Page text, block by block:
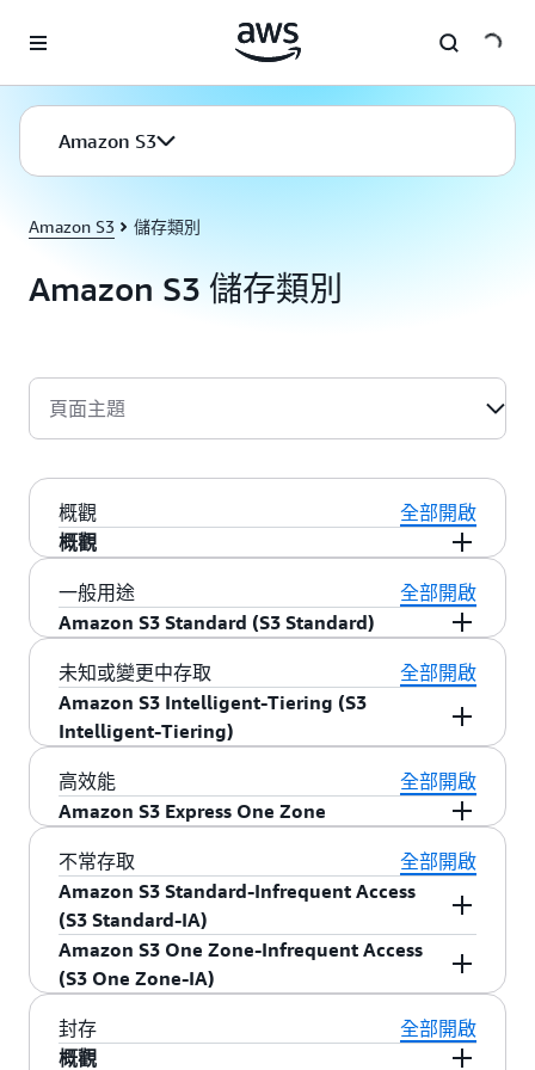
Amazon S3
Amazon S3 儲存類別
Amazon S3 儲存類別
頁面主題
概觀
全部開啟
概觀
Amazon S3 提供一系列儲存類別，您可以根據工
作負載的效能、資料存取、彈性和成本要求進行
提供最低成本的儲存。S3 儲存類別幾乎適用於任
何使用案例，包括具有苛刻效能需求、資料湖、
資料落地要求、未知或不斷變化的存取模式或封
S3 儲存類別包括︰S3 Intelligent-Tiering
，適用
成本；S3 Standard ，適用於經常存取資料；S3
Express One Zone，適用於最頻繁存取的資料；
S3 Standard-Infrequent Access (S3 Standard-
IA)和S3 One Zone-Infrequent Access (S3 One
Zone-IA)，適用於不常存取資料；S3 Glacier
Instant Retrieval
，適用於需要立即存取的封存資
料；S3 Glacier Flexible Retrieval (之前稱為 S3
一般用途
全部開啟
Amazon S3 Standard (S3 Standard)
S3 標準為經常存取的資料提供高持久性、可用性
和效能的物件儲存。由於 S3 標準可提供低延遲和
高輸送量效能，因此適合各種使用案例，包含雲
應用程式，以及巨量資料分析。
主要特色：
頻繁存取資料的一般用途儲存
低延遲與高輸送量效能
專為提供 99.99% 的可用性以及 99.9% 的
可用
性 SLA
未知或變更中存取
全部開啟
Amazon S3 Intelligent-Tiering (S3
Intelligent-Tiering)
Amazon S3 Intelligent-Tiering (S3 Intelligent-
Tiering)是第一個雲端儲存，根據存取頻率自動將
低精密物件級別的儲存成本，而不會影響效能、
擷取費用或營運開銷。S3 Intelligent-Tiering 針對
經常、不常和封存即時存取方案中經常、不常和
很少存取的資料，提供毫秒級延遲和高輸送量效
能。您可以將 S3 Intelligent-Tiering 用作幾乎任何
分析、新應用程式和使用者產生的內容。
高效能
全部開啟
Amazon S3 Express One Zone
Amazon S3 Express One Zone
是高效能的單一
可用區域儲存類別，專門打造來為最頻繁存取的
資料和延遲敏感的應用程式提供一致的個位數毫
秒資料存取。 與 S3 標準相比，S3 Express One
Zone 將資料存取速度提高 10 倍，並將請求成本
域來儲存 S3 資料，現在有了 S3 Express One
Zone，您可以進一步選取 AWS 區域內的特定
不常存取
全部開啟
Amazon S3 Standard-Infrequent Access
(S3 Standard-IA)
S3 標準 – IA 適用於不常存取但需要在必要時進行
快速存取的資料。S3 標準 – IA 提供 S3 標準的高
持久性、高輸送量和低延遲能力，且每 GB 儲存價
格和每 GB 擷取費用也很低廉。此低成本和高效能
Amazon S3 One Zone-Infrequent Access
(S3 One Zone-IA)
S3 單區域 – IA 適用於不常存取但需要在必要時進
行快速存取的資料。其他 S3 儲存類別會將資料存
封存
全部開啟
概觀